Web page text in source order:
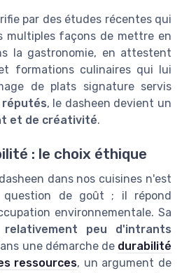
par des études récentes qui
multiples façons de mettre en
la gastronomie, en attestent
formations culinaires qui lui
de plats signature servis
, le dasheen devient un
et de créativité.
: le choix éthique
dans nos cuisines n'est
question de goût ; il répond
environnementale. Sa
peu d'intrants
une démarche de durabilité
ressources, un argument de